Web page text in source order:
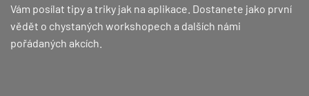
Vám posílat tipy a triky jak na aplikace. Dostanete jako první
vědět o chystaných workshopech a dalších námi
pořádaných akcích.